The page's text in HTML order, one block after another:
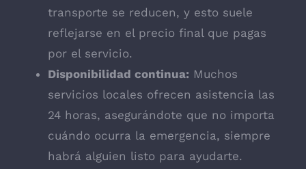
transporte se reducen, y esto suele
reflejarse en el precio final que pagas
por el servicio.
Disponibilidad continua: Muchos
servicios locales ofrecen asistencia las
24 horas, asegurándote que no importa
cuándo ocurra la emergencia, siempre
habrá alguien listo para ayudarte.